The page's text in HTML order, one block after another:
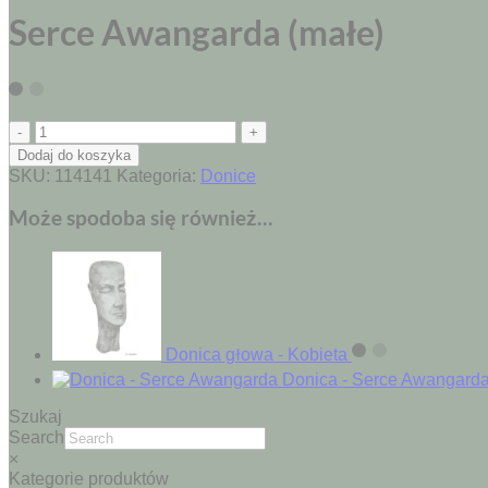
Serce Awangarda (małe)
ilość
Serce
Awangarda
Dodaj do koszyka
SKU: 114141 Kategoria: Donice
Może spodoba się również…
Donica głowa - Kobieta
Donica - Serce
Szukaj
Search
×
Kategorie produktów